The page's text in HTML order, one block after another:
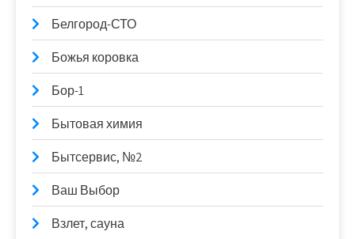
Белгород-СТО
Божья коровка
Бор-1
Бытовая химия
Бытсервис, №2
Ваш Выбор
Взлет, сауна